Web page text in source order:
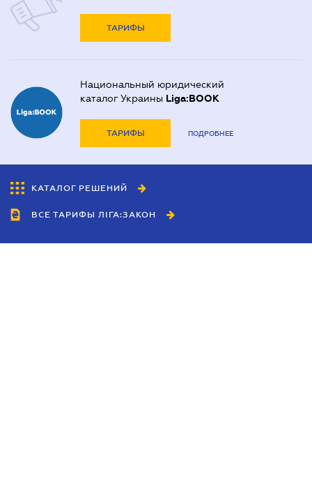
ТАРИФЫ
Национальный юридический
каталог Украины Liga:BOOK
ТАРИФЫ ПОДРОБНЕЕ
КАТАЛОГ РЕШЕНИЙ
ВСЕ ТАРИФЫ ЛІГА:ЗАКОН